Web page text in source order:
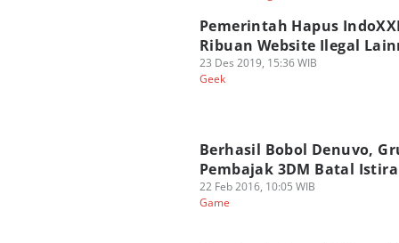
Pemerintah Hapus
Ribuan Website Ilegal
23 Des 2019, 15:36 WIB
Geek
Berhasil Bobol Denuvo,
Pembajak 3DM Batal
22 Feb 2016, 10:05 WIB
Game